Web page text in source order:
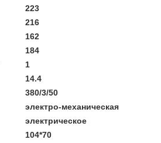
223
216
162
184
1
14.4
380/3/50
электро-механическая
электрическое
104*70